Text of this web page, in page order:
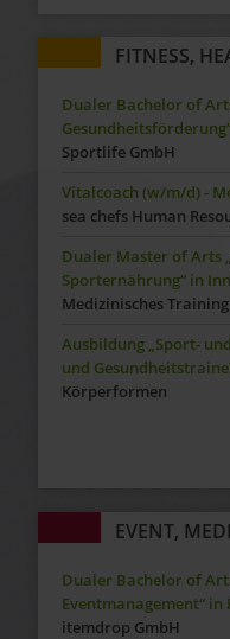
FITNESS,
Dualer Bachelor of
Sportlife GmbH
Vitalcoach (w/m/d) -
sea chefs Human
Dualer Master of Arts
Sporternährung“ in
Medizinisches
Ausbildung „Sport-
und
Körperformen
EVENT,
Dualer Bachelor of
Eventmanagement“ in
itemdrop GmbH